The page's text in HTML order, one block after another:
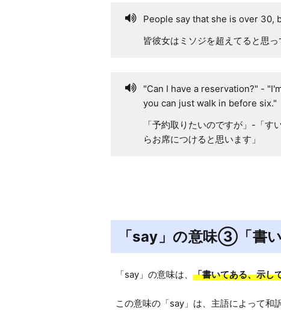
People say that she is over 30,
皆彼女はミソジを超えてると思
"Can I have a reservation?" -
you can just walk in before six."
「予約取りたいのですが」-「
らお席につけると思います」
「say」の意味③「書
「say」の意味は、 「書いてある、示し
この意味の「say」は、主語によって和